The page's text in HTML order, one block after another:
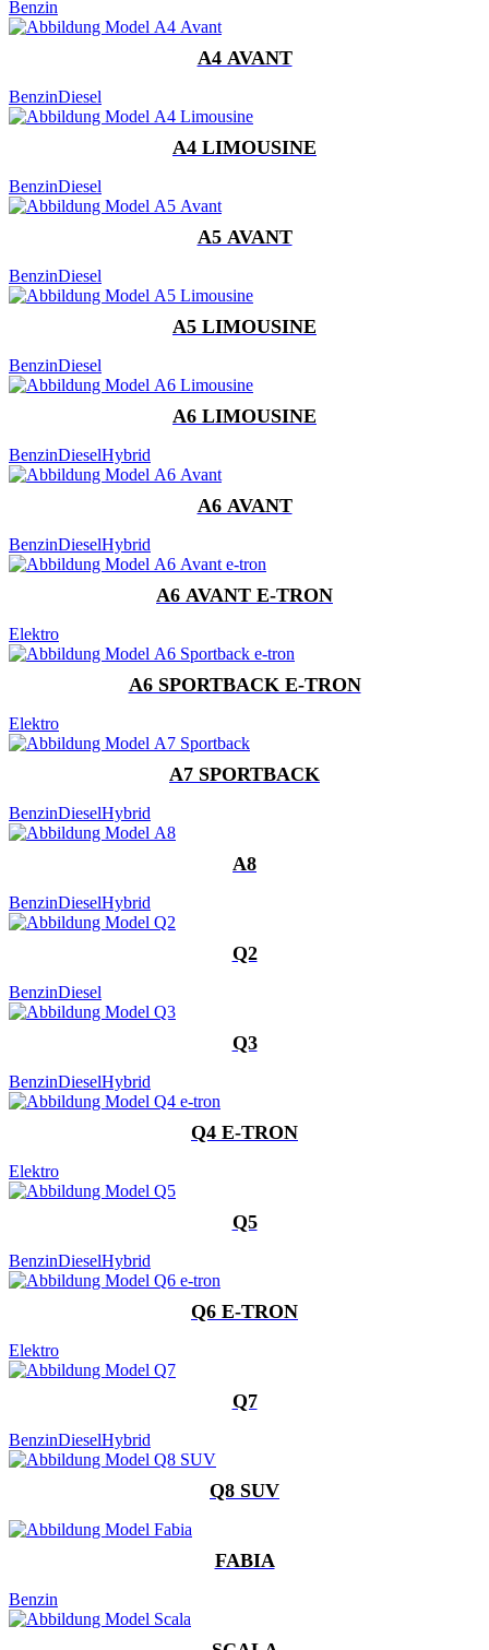
Benzin
A4 AVANT
BenzinDiesel
A4 LIMOUSINE
BenzinDiesel
A5 AVANT
BenzinDiesel
A5 LIMOUSINE
BenzinDiesel
A6 LIMOUSINE
BenzinDieselHybrid
A6 AVANT
BenzinDieselHybrid
A6 AVANT E-TRON
Elektro
A6 SPORTBACK E-TRON
Elektro
A7 SPORTBACK
BenzinDieselHybrid
A8
BenzinDieselHybrid
Q2
BenzinDiesel
Q3
BenzinDieselHybrid
Q4 E-TRON
Elektro
Q5
BenzinDieselHybrid
Q6 E-TRON
Elektro
Q7
BenzinDieselHybrid
Q8 SUV
FABIA
Benzin